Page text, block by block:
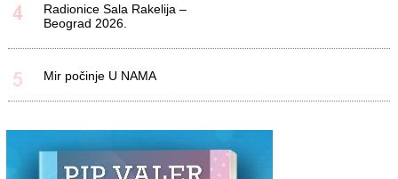
Radionice Sala Rakelija –
Beograd 2026.
Mir počinje U NAMA